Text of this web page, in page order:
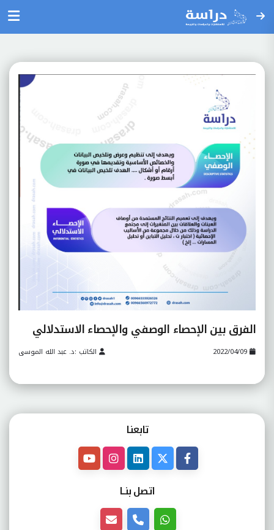
الفرق بين الإحصاء الوصفي والإحصاء الاستدلالي
2022/04/09 الكاتب :د. عبد الله الموسى
تابعنـا
اتصل بنــا